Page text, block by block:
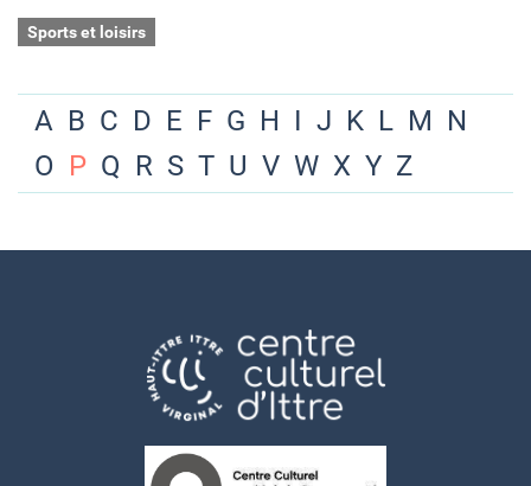
Sports et loisirs
A B C D E F G H I J K L M N
O P Q R S T U V W X Y Z